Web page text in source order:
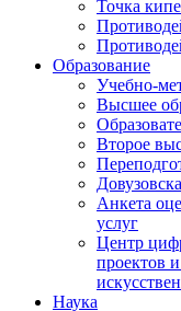
Точка
Образование
Учебно-
Высшее
Второе
Анкета
услуг
Центр
проектов
Наука